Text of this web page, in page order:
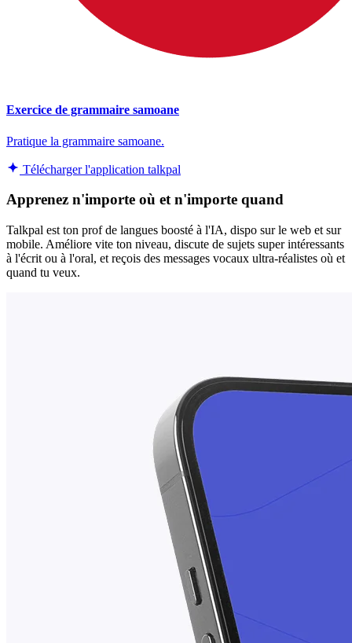
Exercice de grammaire samoane
Pratique la grammaire samoane.
Télécharger l'application talkpal
Apprenez n'importe où et n'importe quand
Talkpal est ton prof de langues boosté à l'IA, dispo sur le web et sur
mobile. Améliore vite ton niveau, discute de sujets super intéressants
à l'écrit ou à l'oral, et reçois des messages vocaux ultra-réalistes où et
quand tu veux.